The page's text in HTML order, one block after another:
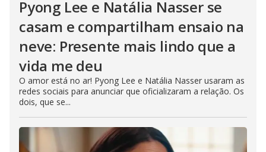
Pyong Lee e Natália Nasser se
casam e compartilham ensaio na
neve: Presente mais lindo que a
vida me deu
O amor está no ar! Pyong Lee e Natália Nasser usaram as
redes sociais para anunciar que oficializaram a relação. Os
dois, que se...